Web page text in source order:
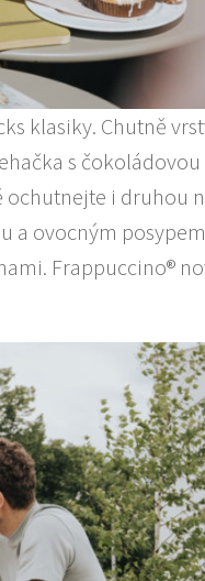
klasiky. Chutně
s
ochutnejte i druhou
a ovocným
Frappuccino®